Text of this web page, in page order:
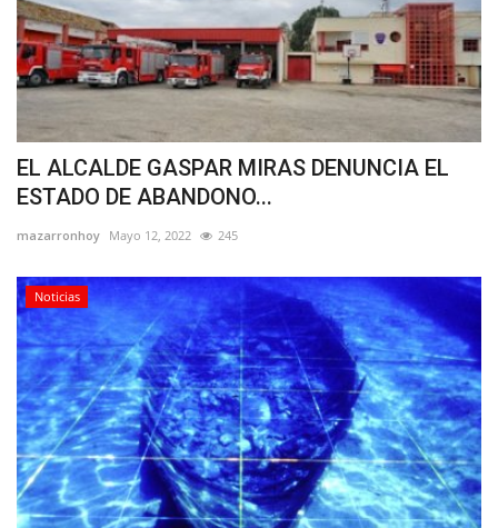
EL ALCALDE GASPAR MIRAS DENUNCIA EL
ESTADO DE ABANDONO...
mazarronhoy Mayo 12, 2022 245
Noticias